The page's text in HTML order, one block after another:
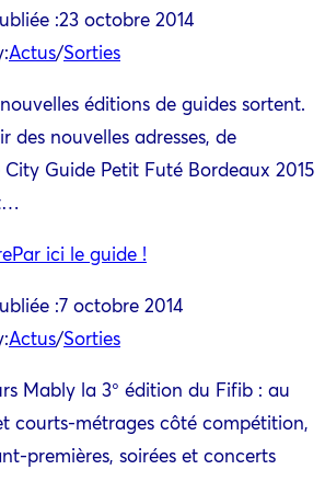
:23 octobre 2014
Actus/Sorties
éditions de guides sortent.
des nouvelles adresses, de
City Guide Petit Futé Bordeaux 2015
Par ici le guide !
:7 octobre 2014
Actus/Sorties
Mably la 3° édition du Fifib : au
courts-métrages côté compétition,
premières, soirées et concerts